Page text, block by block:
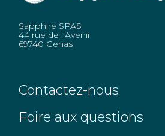
Sapphire SPAS
44 rue de l’Avenir
69740 Genas
Contactez-nous
Foire aux questions